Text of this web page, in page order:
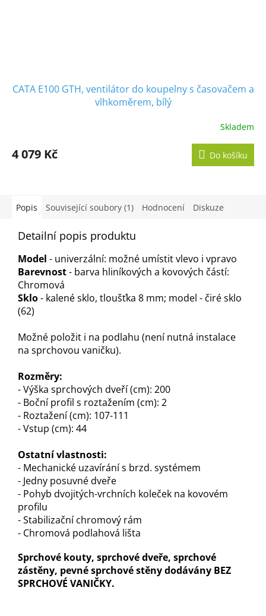
CATA E100 GTH, ventilátor do koupelny s časovačem a
vlhkoměrem, bílý
produktu
je
hvězdiček.
Skladem
4 079 Kč Do košíku
Popis Související soubory (1) Hodnocení Diskuze
Detailní popis produktu
Model - univerzální: možné umístit vlevo i vpravo
Barevnost- barva hliníkových a kovových částí:
Chromová
Sklo- kalené sklo, tloušťka 8 mm; model - čiré sklo
(62)
Možné položit i na podlahu (není nutná instalace
na sprchovou vaničku).
Rozměry:
- Výška sprchových dveří (cm): 200
- Boční profil s roztažením (cm): 2
- Roztažení (cm): 107-111
- Vstup (cm): 44
Ostatní vlastnosti:
- Mechanické uzavírání s brzd. systémem
- Jedny posuvné dveře
- Pohyb dvojitých-vrchních koleček na kovovém
profilu
- Stabilizační chromový rám
- Chromová podlahová lišta
Sprchové kouty, sprchové dveře, sprchové
zástěny, pevné sprchové stěny dodávány BEZ
SPRCHOVÉ VANIČKY.